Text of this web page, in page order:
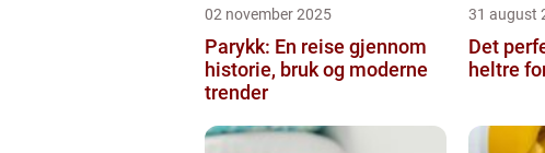
02 november 2025
Parykk: En reise gjennom
historie, bruk og moderne
trender
31 august
Det
heltre